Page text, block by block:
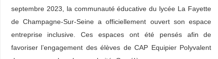
septembre 2023, la communauté éducative du lycée La Fayette
de Champagne-Sur-Seine a officiellement ouvert son espace
entreprise inclusive. Ces espaces ont été pensés afin de
favoriser l’engagement des élèves de CAP Equipier Polyvalent